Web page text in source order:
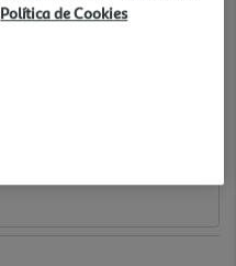
Política de Cookies